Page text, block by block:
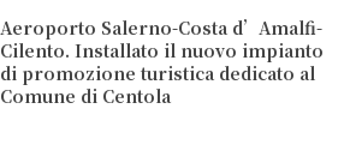
Aeroporto Salerno-Costa d’Amalfi-
Cilento. Installato il nuovo impianto
di promozione turistica dedicato al
Comune di Centola